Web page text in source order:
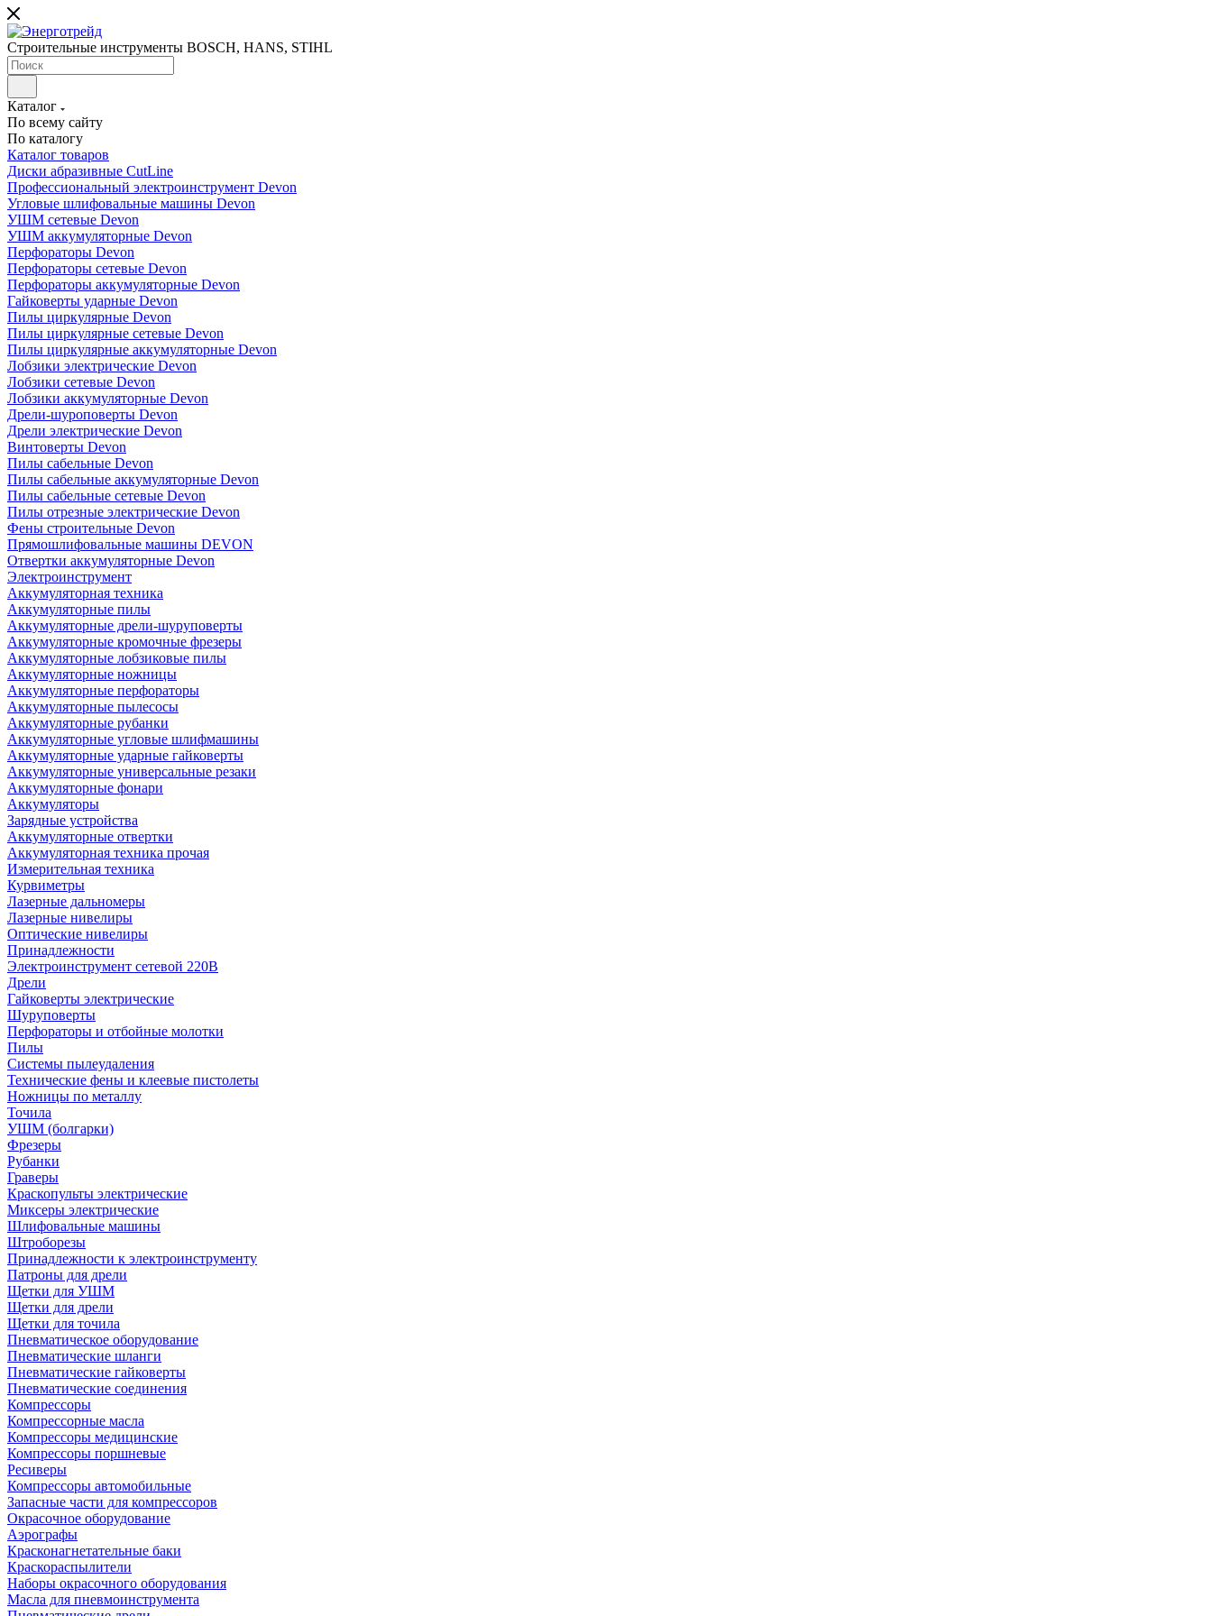
Строительные инструменты BOSCH, HANS, STIHL
Каталог
По всему сайту
По каталогу
Каталог товаров
Диски абразивные CutLine
Профессиональный электроинструмент Devon
Угловые шлифовальные машины Devon
УШМ сетевые Devon
УШМ аккумуляторные Devon
Перфораторы Devon
Перфораторы сетевые Devon
Перфораторы аккумуляторные Devon
Гайковерты ударные Devon
Пилы циркулярные Devon
Пилы циркулярные сетевые Devon
Пилы циркулярные аккумуляторные Devon
Лобзики электрические Devon
Лобзики сетевые Devon
Лобзики аккумуляторные Devon
Дрели-шуроповерты Devon
Дрели электрические Devon
Винтоверты Devon
Пилы сабельные Devon
Пилы сабельные аккумуляторные Devon
Пилы сабельные сетевые Devon
Пилы отрезные электрические Devon
Фены строительные Devon
Прямошлифовальные машины DEVON
Отвертки аккумуляторные Devon
Электроинструмент
Аккумуляторная техника
Аккумуляторные пилы
Аккумуляторные дрели-шуруповерты
Аккумуляторные кромочные фрезеры
Аккумуляторные лобзиковые пилы
Аккумуляторные ножницы
Аккумуляторные перфораторы
Аккумуляторные пылесосы
Аккумуляторные рубанки
Аккумуляторные угловые шлифмашины
Аккумуляторные ударные гайковерты
Аккумуляторные универсальные резаки
Аккумуляторные фонари
Аккумуляторы
Зарядные устройства
Аккумуляторные отвертки
Аккумуляторная техника прочая
Измерительная техника
Курвиметры
Лазерные дальномеры
Лазерные нивелиры
Оптические нивелиры
Принадлежности
Электроинструмент сетевой 220В
Дрели
Гайковерты электрические
Шуруповерты
Перфораторы и отбойные молотки
Пилы
Системы пылеудаления
Технические фены и клеевые пистолеты
Ножницы по металлу
Точила
УШМ (болгарки)
Фрезеры
Рубанки
Граверы
Краскопульты электрические
Миксеры электрические
Шлифовальные машины
Штроборезы
Принадлежности к электроинструменту
Патроны для дрели
Щетки для УШМ
Щетки для дрели
Щетки для точила
Пневматическое оборудование
Пневматические шланги
Пневматические гайковерты
Пневматические соединения
Компрессоры
Компрессорные масла
Компрессоры медицинские
Компрессоры поршневые
Ресиверы
Компрессоры автомобильные
Запасные части для компрессоров
Окрасочное оборудование
Аэрографы
Красконагнетательные баки
Краскораспылители
Наборы окрасочного оборудования
Масла для пневмоинструмента